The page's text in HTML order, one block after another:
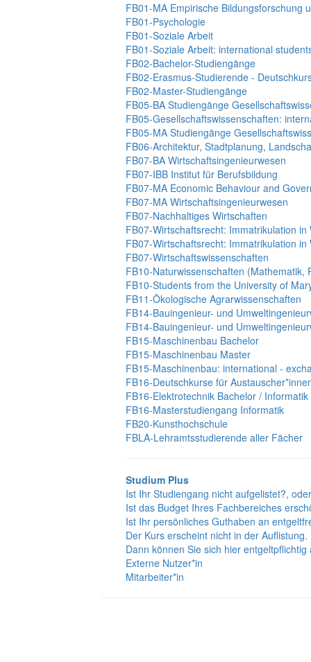
FB01-MA Empirische Bildungsforschung
FB01-Psychologie
FB01-Soziale Arbeit
FB01-Soziale Arbeit: international
FB02-Bachelor-Studiengänge
FB02-Erasmus-Studierende -
FB02-Master-Studiengänge
FB05-BA Studiengänge
FB05-Gesellschaftswissenschaften:
FB05-MA Studiengänge
FB06-Architektur, Stadtplanung,
FB07-BA Wirtschaftsingenieurwesen
FB07-IBB Institut für Berufsbildung
FB07-MA Economic Behaviour and
FB07-MA Wirtschaftsingenieurwesen
FB07-Nachhaltiges Wirtschaften
FB07-Wirtschaftsrecht: Immatrikulation
FB07-Wirtschaftsrecht: Immatrikulation in
FB07-Wirtschaftswissenschaften
FB10-Naturwissenschaften
FB10-Students from the University of
FB11-Ökologische Agrarwissenschaften
FB14-Bauingenieur- und
FB14-Bauingenieur- und
FB15-Maschinenbau Bachelor
FB15-Maschinenbau Master
FB15-Maschinenbau: international -
FB16-Deutschkurse für
FB16-Elektrotechnik Bachelor /
FB16-Masterstudiengang Informatik
FB20-Kunsthochschule
FBLA-Lehramtsstudierende aller Fächer
Studium Plus
Ist Ihr Studiengang nicht aufgelistet?, oder
Ist das Budget Ihres Fachbereiches
Ist Ihr persönliches Guthaben an
Der Kurs erscheint nicht in der Auflistung.
Dann können Sie sich hier entgeltpflichtig
Externe Nutzer*in
Mitarbeiter*in